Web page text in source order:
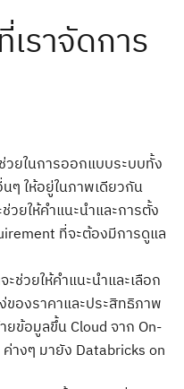
ราจัดการ
วยในการออกแบบระบบทั้ง
ๆ ให้อยู่ในภาพเดียวกัน
วยให้คำแนะนำและการตั้ง
ที่จะต้องมีการดูแล
ช่วยให้คำแนะนำและเลือก
ของราคาและประสิทธิภาพ
ยข้อมูลขึ้น Cloud จาก On-
างๆ มายัง Databricks on